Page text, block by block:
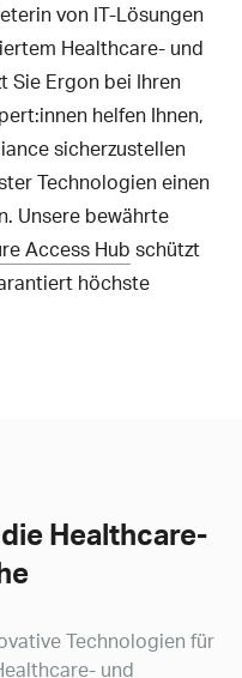
von IT-Lösungen
Healthcare- und
Sie Ergon bei Ihren
helfen Ihnen,
sicherzustellen
Technologien einen
Unsere bewährte
Access Hub schützt
höchste
Healthcare-
Technologien für
und